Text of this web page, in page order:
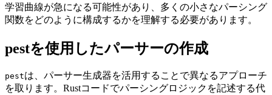
学習曲線が急になる可能性があり、多くの小さなパーシング
関数をどのように構成するかを理解する必要があります。
pestを使用したパーサーの作成
pestは、パーサー生成器を活用することで異なるアプローチ
を取ります。Rustコードでパーシングロジックを記述する代